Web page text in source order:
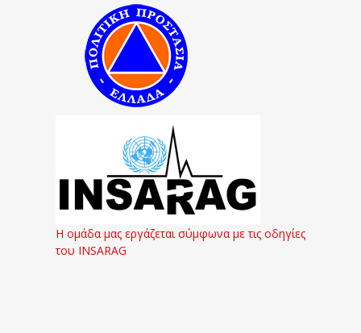
Η ομάδα μας εργάζεται σύμφωνα με τις οδηγίες
του INSARAG